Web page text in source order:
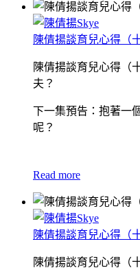
陳倩揚談育兒心得（
陳倩揚談育兒心得（
夫？
下一集預告：抱著一
呢？
Read more
陳倩揚談育兒心得（
陳倩揚談育兒心得（